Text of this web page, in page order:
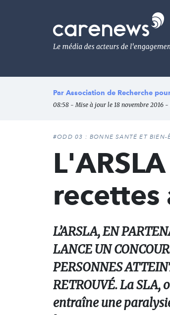
Le
média
de
l'engagement
Par Association de Recherche
08:58 - Mise à jour le 18 novembre 2016 -
#ODD 03 : BONNE SANTÉ ET BIEN-
L’ARSLA, EN
LANCE UN
PERSONNES
RETROUVÉ. La
entraîne une